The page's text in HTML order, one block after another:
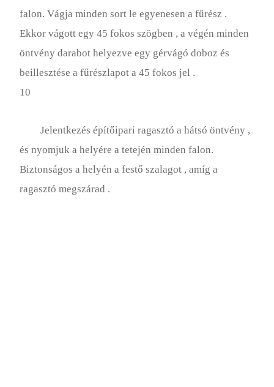
falon. Vágja minden sort le egyenesen a fűrész .
Ekkor vágott egy 45 fokos szögben , a végén minden
öntvény darabot helyezve egy gérvágó doboz és
beillesztése a fűrészlapot a 45 fokos jel .
10
Jelentkezés építőipari ragasztó a hátsó öntvény ,
és nyomjuk a helyére a tetején minden falon.
Biztonságos a helyén a festő szalagot , amíg a
ragasztó megszárad .